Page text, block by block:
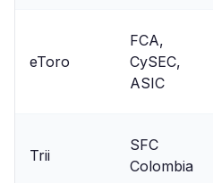
eToro
FCA,
CySEC,
ASIC
Trii
SFC
Colombia